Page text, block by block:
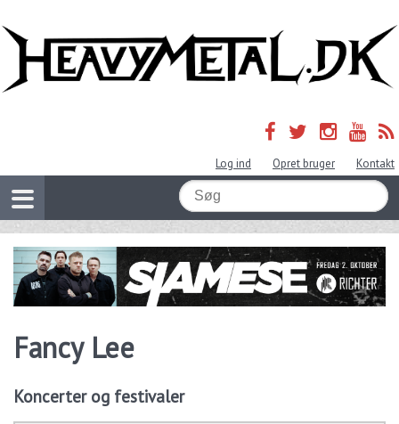
Log ind Opret bruger Kontakt
Fancy Lee
Koncerter og festivaler